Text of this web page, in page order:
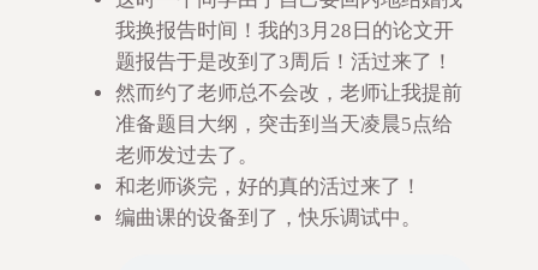
我换报告时间！我的3月28日的论文开
题报告于是改到了3周后！活过来了！
然而约了老师总不会改，老师让我提前
准备题目大纲，突击到当天凌晨5点给
老师发过去了。
和老师谈完，好的真的活过来了！
编曲课的设备到了，快乐调试中。